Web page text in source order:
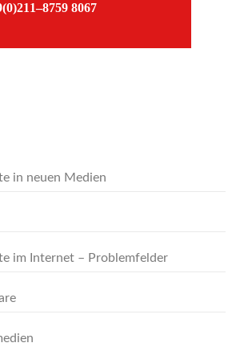
8067
in neuen Medien
im Internet – Problemfelder